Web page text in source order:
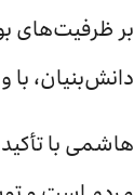
بر ظرفیت‌های
دانش‌بنیان،
هاشمی با